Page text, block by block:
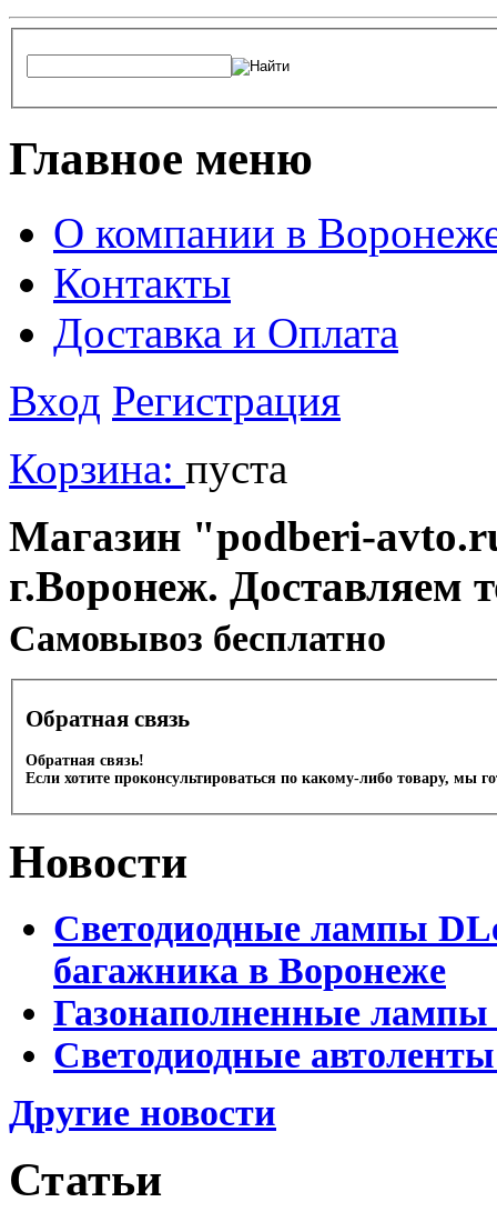
Главное меню
О компании в
Контакты
Доставка и Оплата
Вход Регистрация
Корзина: пуста
Магазин "podberi-
г.Воронеж. Доставляем
Cамовывоз бесплатно
Обратная связь
Обратная связь!
Если хотите проконсультироваться по какому-либо товару, мы
Новости
Светодиодные лампы
багажника в Воронеже
Газонаполненные
Светодиодные
Другие новости
Статьи